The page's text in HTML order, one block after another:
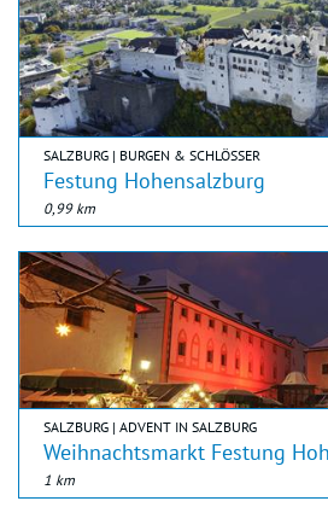
SALZBURG | BURGEN & SCHLÖSSER
Festung Hohensalzburg
0,99 km
SALZBURG | ADVENT IN SALZBURG
Weihnachtsmarkt Festung
1 km